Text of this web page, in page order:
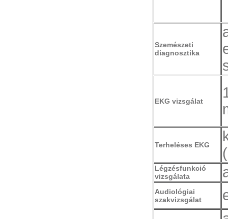
Szemészeti
diagnosztika
EKG vizsgálat
Terheléses EKG
Légzésfunkció
vizsgálata
Audiológiai
szakvizsgálat